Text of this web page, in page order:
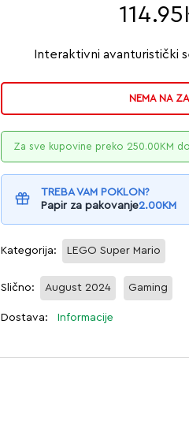
114.95
Interaktivni avanturistički
NEMA NA
Za sve kupovine preko 250.00KM
TREBA VAM POKLON?
Papir za pakovanje2.00KM
Kategorija: LEGO Super Mario
Slično: August 2024 Gaming
Dostava: Informacije